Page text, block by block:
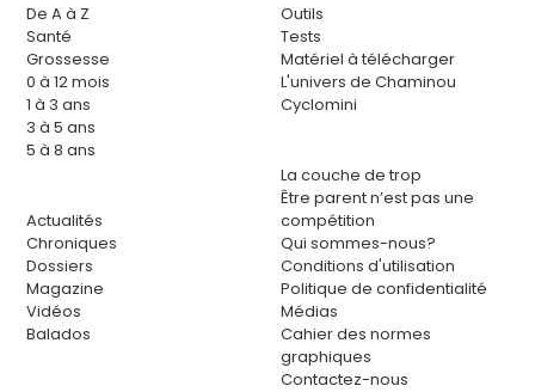
De A à Z
Santé
Grossesse
0 à 12 mois
1 à 3 ans
3 à 5 ans
5 à 8 ans
Actualités
Chroniques
Dossiers
Magazine
Vidéos
Balados
Outils
Tests
Matériel à télécharger
L'univers de Chaminou
Cyclomini
La couche de trop
Être parent n’est pas une
compétition
Qui sommes-nous?
Conditions d'utilisation
Politique de confidentialité
Médias
Cahier des normes
graphiques
Contactez-nous